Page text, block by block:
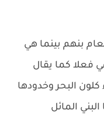
بنهم بينما هي
فعلا كما يقال
كلون البحر وخدودها
المائل